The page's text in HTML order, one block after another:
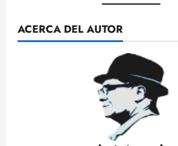
ACERCA DEL AUTOR